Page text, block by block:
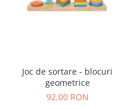
Joc de sortare - blocuri
geometrice
92,00 RON